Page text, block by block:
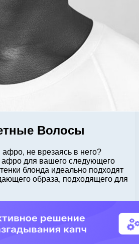
Волосы
афро, не врезаясь в него?
афро для вашего следующего
блонда идеально подходят
образа, подходящего для